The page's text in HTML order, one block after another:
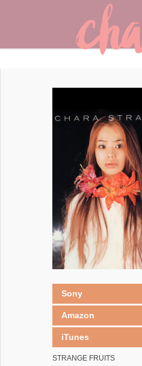
Sony
Amazon
iTunes
STRANGE FRUITS